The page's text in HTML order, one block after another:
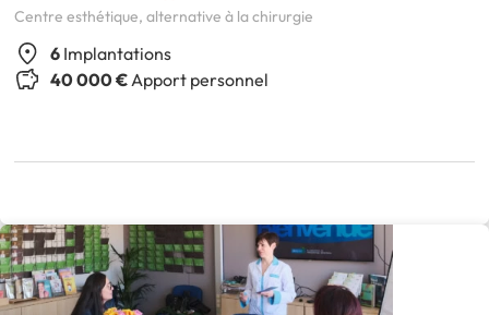
Centre esthétique, alternative à la chirurgie
6 Implantations
40 000 € Apport personnel